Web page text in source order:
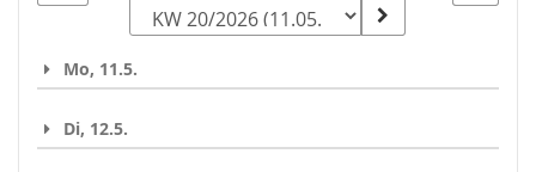
zur
auswählen
Mo, 11.5.
Di, 12.5.